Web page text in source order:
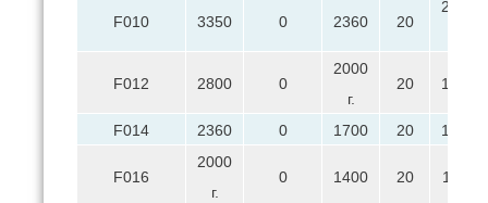
F010 3350 0 2360 20
2000
F012 2800 0
2000
г.
20 1700
F014 2360 0 1700 20 1400
F016
2000
г.
0 1400 20 1180